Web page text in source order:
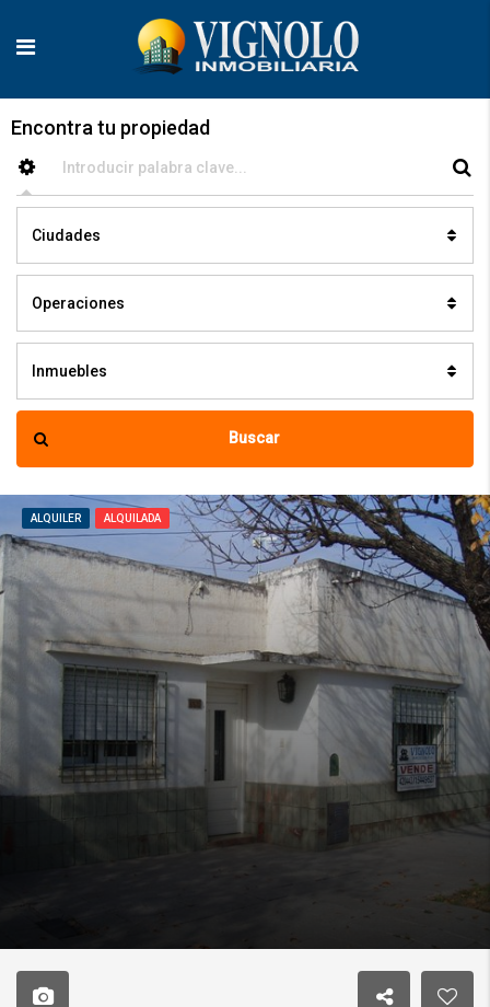
Encontra tu propiedad
Ciudades
Operaciones
Inmuebles
Buscar
ALQUILER ALQUILADA